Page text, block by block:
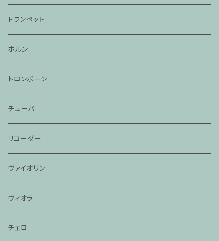
トランペット
ホルン
トロンボーン
チューバ
リコーダー
ヴァイオリン
ヴィオラ
チェロ